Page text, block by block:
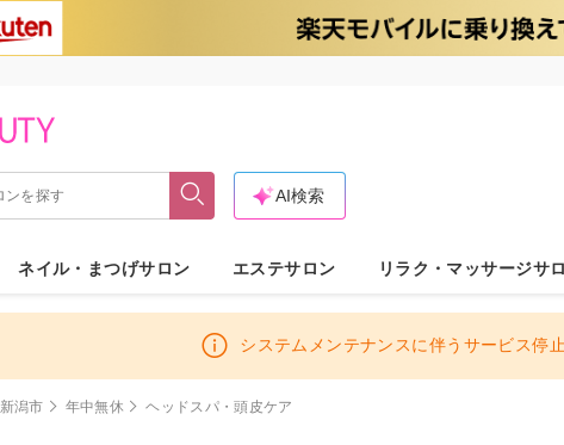
AI検索
ネイル・まつげサロン エステサロン リラク・マッサージサ
システムメンテナンスに伴うサービス停
新潟市 年中無休 ヘッドスパ・頭皮ケア